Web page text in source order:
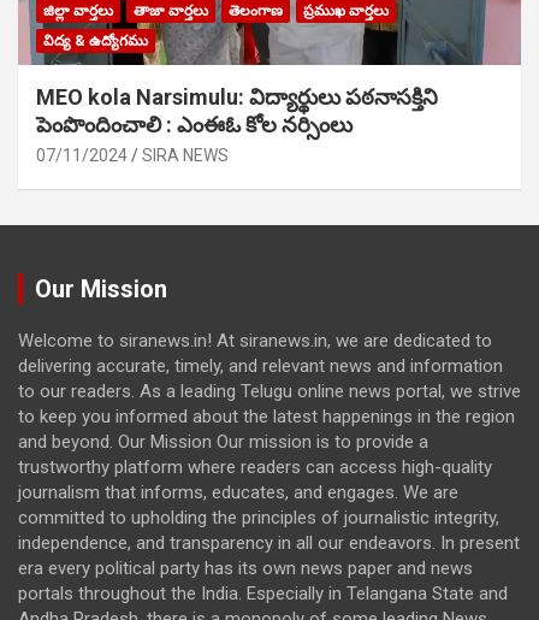
జిల్లా వార్తలు తాజా వార్తలు తెలంగాణ
ప్రముఖ వార్తలు
విద్య & ఉద్యోగము
MEO kola Narsimulu: విద్యార్థులు పఠ‌నాసక్తిని
పెంపొందించాలి : ఎంఈఓ కోల నర్సింలు
07/11/2024 SIRA NEWS
Our Mission
Welcome to siranews.in! At siranews.in, we are dedicated to
delivering accurate, timely, and relevant news and information
to our readers. As a leading Telugu online news portal, we strive
to keep you informed about the latest happenings in the region
and beyond. Our Mission Our mission is to provide a
trustworthy platform where readers can access high-quality
journalism that informs, educates, and engages. We are
committed to upholding the principles of journalistic integrity,
independence, and transparency in all our endeavors. In present
era every political party has its own news paper and news
portals throughout the India. Especially in Telangana State and